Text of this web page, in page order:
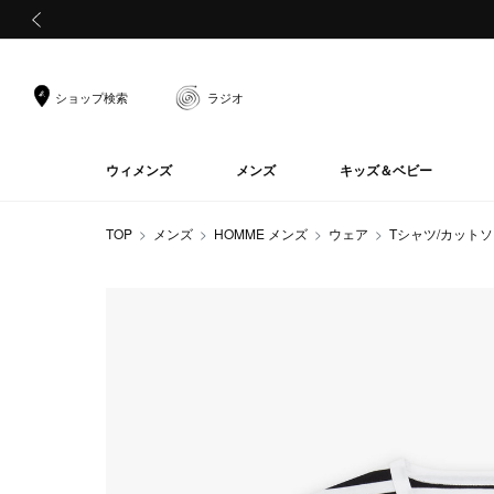
ショップ検索 ラジオ
ウィメンズ メンズ キッズ＆ベビー
TOP メンズ HOMME メンズ ウェア Tシャツ/カット